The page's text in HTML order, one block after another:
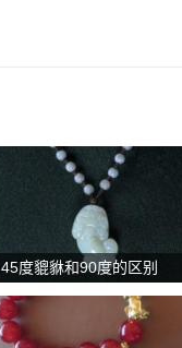
45度貔貅和90度的区别